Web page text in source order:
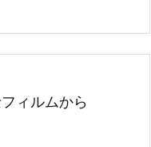
ィルムから